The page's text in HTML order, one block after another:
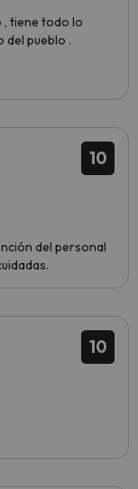
, tiene todo lo
del pueblo .
10
del personal
10